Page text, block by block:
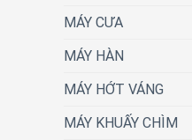
MÁY CƯA
MÁY HÀN
MÁY HỚT VÁNG
MÁY KHUẤY CHÌM